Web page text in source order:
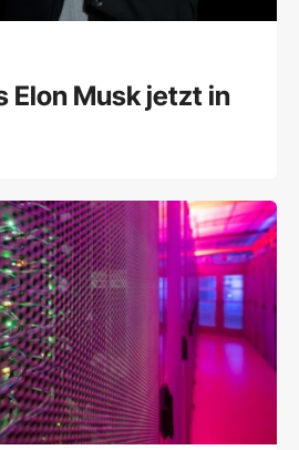
Elon Musk jetzt in